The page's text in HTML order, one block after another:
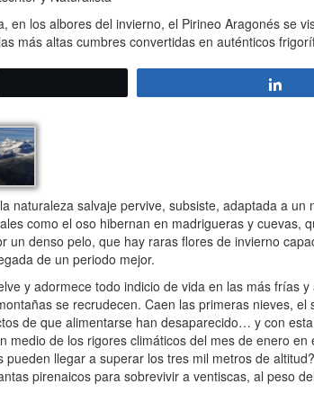
los albores del invierno, el Pirineo Aragonés se
más altas cumbres convertidas en auténticos
salvaje pervive, subsiste, adaptada a
como el oso hibernan en madrigueras y cuevas,
un denso pelo, que hay raras flores de invierno
de un periodo mejor.
y adormece todo indicio de vida en las más frías
se recrudecen. Caen las primeras nieves,
de que alimentarse han desaparecido… y con
medio de los rigores climáticos del mes de enero
pueden llegar a superar los tres mil metros de
pirenaicos para sobrevivir a ventiscas, al peso